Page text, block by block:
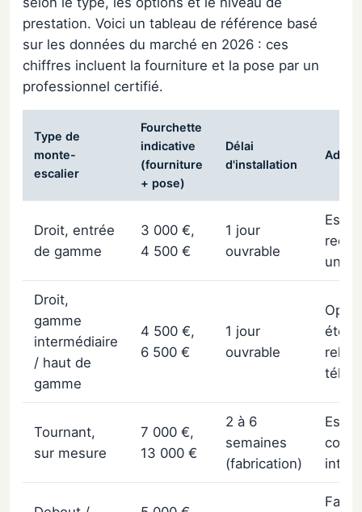
prestation. Voici un tableau de référence basé
sur les données du marché en 2026 : ces
chiffres incluent la fourniture et la pose par un
professionnel certifié.
Type de
monte-
escalier
Fourchette
indicative
(fourniture
+ pose)
Délai
d'installation
Droit, entrée
de gamme
3 000 €,
4 500 €
1 jour
ouvrable
Droit,
gamme
intermédiaire
/ haut de
gamme
4 500 €,
6 500 €
1 jour
ouvrable
Tournant,
sur mesure
7 000 €,
13 000 €
2 à 6
semaines
(fabrication)